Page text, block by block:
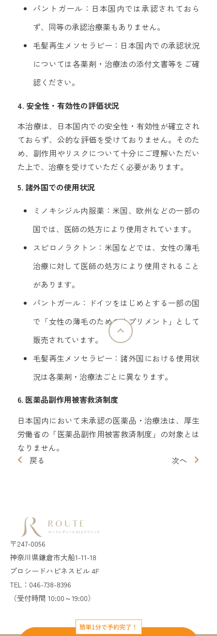
パントガール：日本国内では承認されておら
ず、同等の承認治療薬もありません。
毛髪再生メソセラピー：日本国内での承認状況
については各薬剤・治療法の添付文書等をご確
認ください。
4. 安全性・有効性の評価状況
本治療は、日本国内での安全性・有効性が確立され
ておらず、公的な評価を受けておりません。そのた
め、副作用やリスクについて十分にご理解いただい
た上で、治療を受けていただく必要があります。
5. 諸外国での使用状況
ミノキシジル内服薬：米国、欧州などの一部の
国では、医師の処方により使用されています。
スピロノラクトン：米国などでは、女性の薄毛
治療に対して医師の処方により使用されること
があります。
パントガール：ドイツをはじめとする一部の国
で「女性の薄毛のためのサプリメント」として
販売されています。
毛髪再生メソセラピー：諸外国における使用状
況は各薬剤・治療法ごとに異なります。
6. 医薬品副作用被害救済制度
日本国内において未承認の医薬品・治療法は、厚生
労働省の「医薬品副作用被害救済制度」の対象とは
なりません。
戻る
次へ
〒247-0056
神奈川県鎌倉市大船1-11-18
プロシードハピネスビル 4F
TEL：046-738-8396
（受付時間 10:00～19:00）